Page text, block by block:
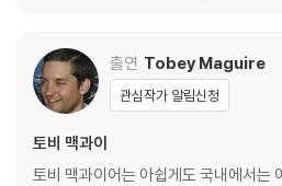
이동 과정에서의 손상이 발생하면, 재 판
택을 부탁드립니다.
4) 한정판 상품의 변심, 오구매로 인한 반
진행이 가능합니다. 택배 이동 중 파손이
탁드립니다.
출연 Tobey Maguire
관심작가 알림신청
토비 맥과이
토비 맥과이어는 아쉽게도 국내에서는